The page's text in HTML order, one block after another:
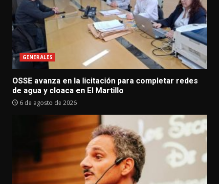
GENERALES
OSSE avanza en la licitación para completar redes
de agua y cloaca en El Martillo
6 de agosto de 2026